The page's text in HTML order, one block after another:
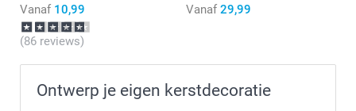
Vanaf 10,99
(86 reviews)
Vanaf 29,99
Ontwerp je eigen kerstdecoratie